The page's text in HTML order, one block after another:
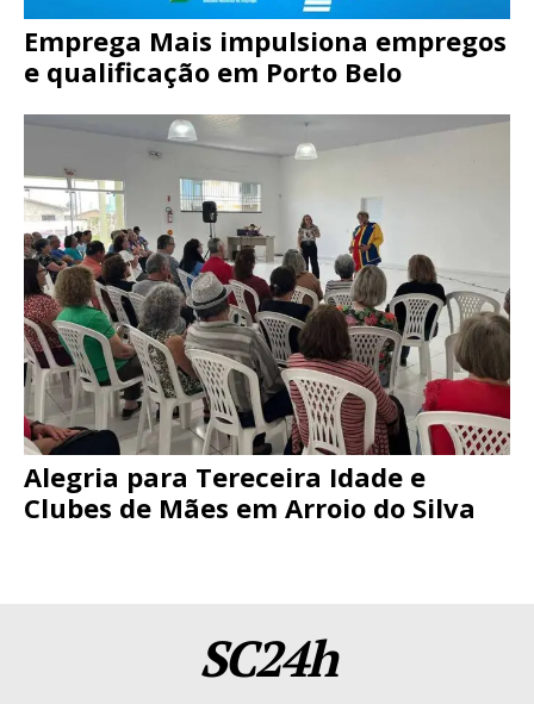
Emprega Mais impulsiona empregos
e qualificação em Porto Belo
Alegria para Tereceira Idade e
Clubes de Mães em Arroio do Silva
SC24h